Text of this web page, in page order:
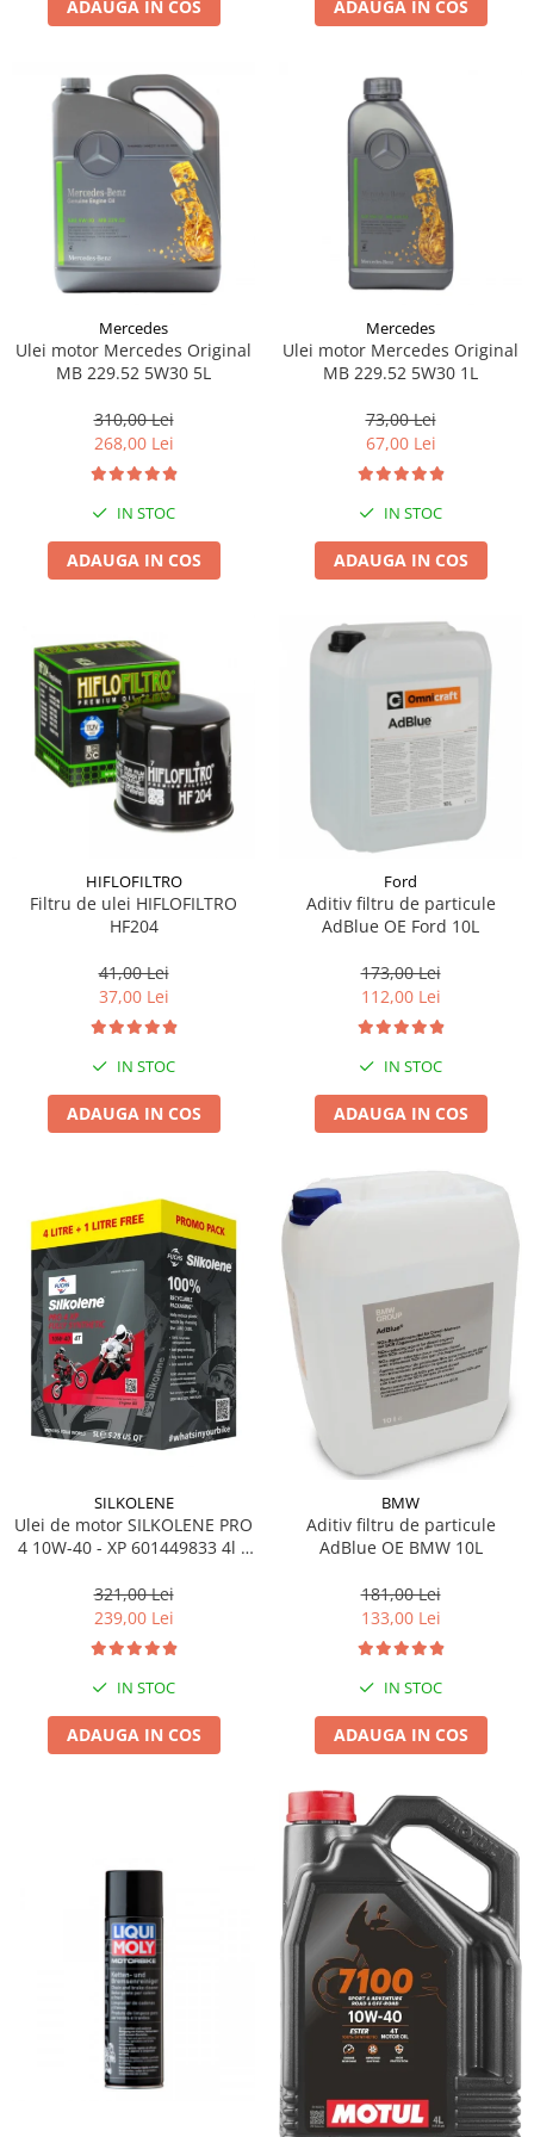
Lichid de frana
Filtre moto
Filtru combustibil
Buson golire ulei
Filtru ulei moto
Filtru aer moto
Intretinere si curatare filtre moto
Intretinere moto
Curatare moto
Covor moto
Genti bagaje moto
Suporti si placi prindere
ADAUGA IN COS ADAUGA IN COS
Mercedes
Ulei motor Mercedes Original
MB 229.52 5W30 5L
310,00 Lei
268,00 Lei
IN STOC
ADAUGA IN COS
Mercedes
Ulei motor Mercedes Original
MB 229.52 5W30 1L
73,00 Lei
67,00 Lei
IN STOC
ADAUGA IN COS
HIFLOFILTRO
Filtru de ulei HIFLOFILTRO
HF204
41,00 Lei
37,00 Lei
IN STOC
ADAUGA IN COS
Ford
Aditiv filtru de particule
AdBlue OE Ford 10L
173,00 Lei
112,00 Lei
IN STOC
ADAUGA IN COS
SILKOLENE
Ulei de motor SILKOLENE PRO
4 10W-40 - XP 601449833 4l +
321,00 Lei
239,00 Lei
IN STOC
ADAUGA IN COS
BMW
Aditiv filtru de particule
AdBlue OE BMW 10L
181,00 Lei
133,00 Lei
IN STOC
ADAUGA IN COS